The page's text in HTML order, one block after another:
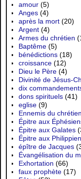
amour (5)
Anges (4)
après la mort (20)
Argent (4)
Armes du chrétien
Baptême (5)
bénédictions (18)
croissance (12)
Dieu le Père (4)
Divinité de Jésus-
dix
dons spirituels (41)
eglise (9)
Ennemis du chrétien
Épitre aux
Épitre aux Galates
Épitre aux
épître de Jacques
Évangélisation du
Exhortation (66)
faux prophète (17)